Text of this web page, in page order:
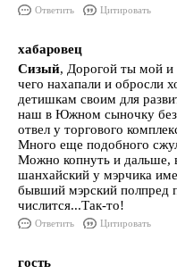
Ответить Цитировать
хабаровец
Сизый, Дорогой ты мой и
чего нахапали и обросли
детишкам своим для
наш в Южном сыночку без
отвел у торгового
Много еще подобного
Можно копнуть и дальше,
шанхайский у мэрчика
бывший мэрский полпред
числится...Так-то!
Ответить Цитировать
гость